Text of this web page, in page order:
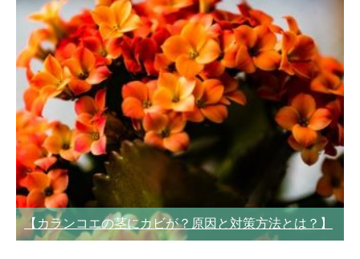
【カランコエの茎にカビが？原因と対策方法とは？】